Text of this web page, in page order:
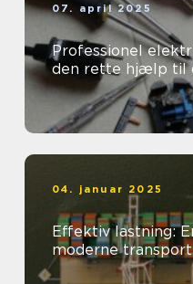
07. april 2025
Professionel
den rette hjælp til
04. januar 2025
Effektiv lastning:
moderne transport